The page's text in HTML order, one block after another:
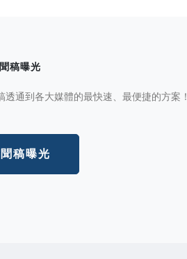
稿曝光
透通到各大媒體的最快速、最便捷的方案！
稿曝光